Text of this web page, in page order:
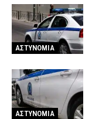
ΑΣΤΥΝΟΜΙΑ
ΑΣΤΥΝΟΜΙΑ